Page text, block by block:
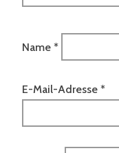
Name *
E-Mail-Adresse *